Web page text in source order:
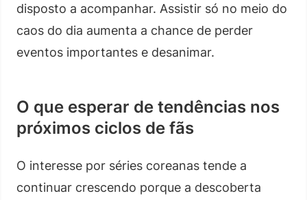
disposto a acompanhar. Assistir só no meio do
caos do dia aumenta a chance de perder
eventos importantes e desanimar.
O que esperar de tendências nos
próximos ciclos de fãs
O interesse por séries coreanas tende a
continuar crescendo porque a descoberta